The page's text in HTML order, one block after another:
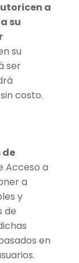
a
su
su
ser
costo.
Acceso a
a
y
de
en